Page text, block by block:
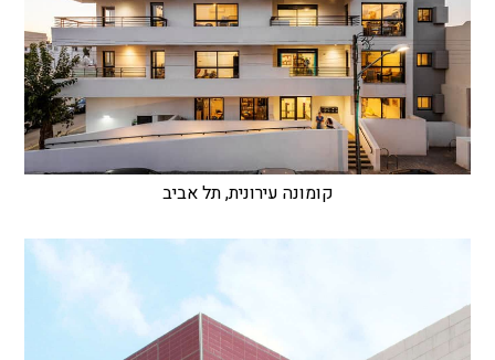
קומונה עירונית, תל אביב